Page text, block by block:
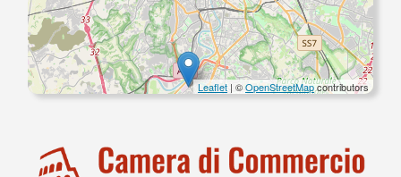
Leaflet | ©OpenStreetMapcontributors